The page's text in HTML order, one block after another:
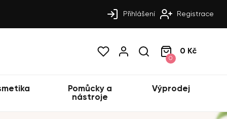
Přihlášení Registrace
0
0 Kč
Pomůcky a
nástroje
Výprodej